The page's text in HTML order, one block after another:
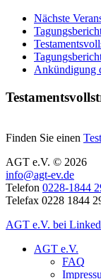
Nächste
Ankündigung
Finden Sie einen
AGT e.V. © 2026
info@agt-ev.de
Telefon 0228-1844
Telefax 0228 1844
AGT e.V. bei
AGT e.V.
FAQ